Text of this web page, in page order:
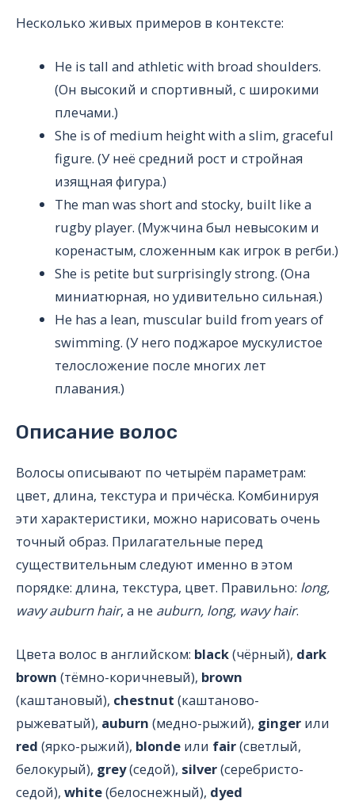
Несколько живых примеров в контексте:
He is tall and athletic with broad shoulders.
(Он высокий и спортивный, с широкими
плечами.)
She is of medium height with a slim, graceful
figure. (У неё средний рост и стройная
изящная фигура.)
The man was short and stocky, built like a
rugby player. (Мужчина был невысоким и
коренастым, сложенным как игрок в регби.)
She is petite but surprisingly strong. (Она
миниатюрная, но удивительно сильная.)
He has a lean, muscular build from years of
swimming. (У него поджарое мускулистое
телосложение после многих лет
плавания.)
Описание волос
Волосы описывают по четырём параметрам:
цвет, длина, текстура и причёска. Комбинируя
эти характеристики, можно нарисовать очень
точный образ. Прилагательные перед
существительным следуют именно в этом
порядке: длина, текстура, цвет. Правильно: long,
wavy auburn hair, а не auburn, long, wavy hair.
Цвета волос в английском: black(чёрный), dark
brown (тёмно-коричневый), brown
(каштановый), chestnut (каштаново-
рыжеватый), auburn (медно-рыжий), ginger или
red (ярко-рыжий), blonde или fair(светлый,
белокурый), grey(седой), silver(серебристо-
седой), white(белоснежный), dyed